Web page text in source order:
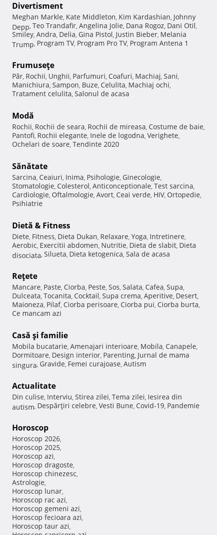
Divertisment
Meghan Markle, Kate Middleton, Kim Kardashian, Johnny
Depp, Teo Trandafir, Angelina Jolie, Dana Rogoz, Dani Otil,
Smiley, Andra, Delia, Gina Pistol, Justin Bieber, Melania
Trump, Program TV, Program Pro TV, Program Antena 1
Frumuseţe
Păr, Rochii, Unghii, Parfumuri, Coafuri, Machiaj, Sani,
Manichiura, Sampon, Buze, Celulita, Machiaj ochi,
Tratament celulita, Salonul de acasa
Modă
Rochii, Rochii de seara, Rochii de mireasa, Costume de baie,
Pantofi, Rochii elegante, Inele de logodna, Verighete,
Ochelari de soare, Tendinte 2020
Sănătate
Sarcina, Ceaiuri, Inima, Psihologie, Ginecologie,
Stomatologie, Colesterol, Anticonceptionale, Test sarcina,
Cardiologie, Oftalmologie, Avort, Ceai verde, HIV, Ortopedie,
Psihiatrie
Dietă & Fitness
Diete, Fitness, Dieta Dukan, Relaxare, Yoga, Intretinere,
Aerobic, Exercitii abdomen, Nutritie, Dieta de slabit, Dieta
disociata, Silueta, Dieta ketogenica, Sala de acasa
Reţete
Mancare, Paste, Ciorba, Peste, Sos, Salata, Cafea, Supa,
Dulceata, Tocanita, Cocktail, Supa crema, Aperitive, Desert,
Maioneza, Pilaf, Ciorba perisoare, Ciorba pui, Ciorba burta,
Ce mancam azi
Casă şi familie
Mobila bucatarie, Amenajari interioare, Mobila, Canapele,
Dormitoare, Design interior, Parenting, Jurnal de mama
singura, Gravide, Femei curajoase, Autism
Actualitate
Din culise, Interviu, Stirea zilei, Tema zilei, Iesirea din
autism, Despărţiri celebre, Vesti Bune, Covid-19, Pandemie
Horoscop
Horoscop 2026,
Horoscop 2025,
Horoscop azi,
Horoscop dragoste,
Horoscop chinezesc,
Astrologie,
Horoscop lunar,
Horoscop rac azi,
Horoscop gemeni azi,
Horoscop fecioara azi,
Horoscop taur azi,